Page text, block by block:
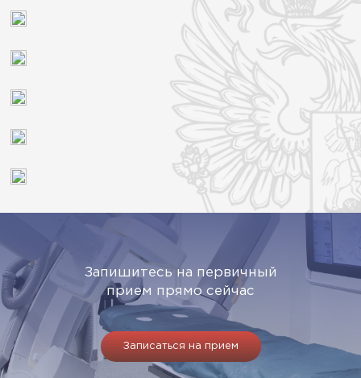
Запишитесь на первичный
прием прямо сейчас
Записаться на прием